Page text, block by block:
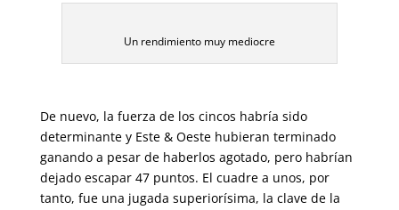
Un rendimiento muy mediocre
De nuevo, la fuerza de los cincos habría sido
determinante y Este & Oeste hubieran terminado
ganando a pesar de haberlos agotado, pero habrían
dejado escapar 47 puntos. El cuadre a unos, por
tanto, fue una jugada superiorísima, la clave de la